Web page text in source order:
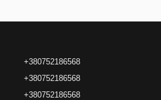
+380752186568
+380752186568
+380752186568